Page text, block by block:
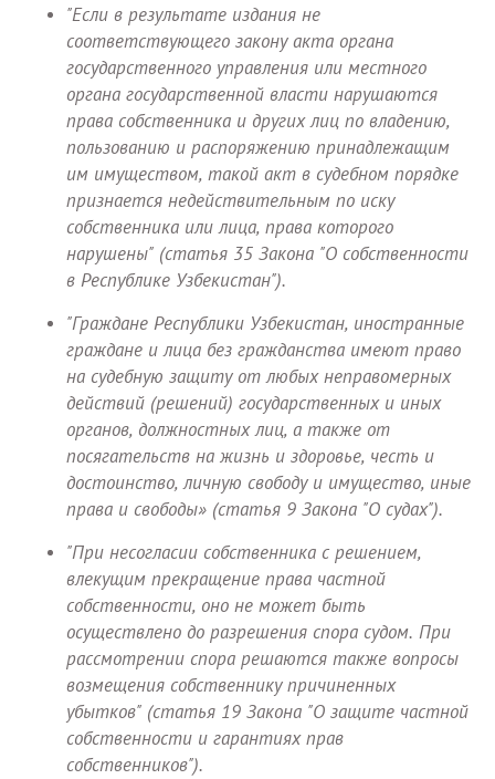
"Если в результате издания не
соответствующего закону акта органа
государственного управления или местного
органа государственной власти нарушаются
права собственника и других лиц по владению,
пользованию и распоряжению принадлежащим
им имуществом, такой акт в судебном порядке
признается недействительным по иску
собственника или лица, права которого
нарушены" (статья 35 Закона "О собственности
в Республике Узбекистан").
"Граждане Республики Узбекистан, иностранные
граждане и лица без гражданства имеют право
на судебную защиту от любых неправомерных
действий (решений) государственных и иных
органов, должностных лиц, а также от
посягательств на жизнь и здоровье, честь и
достоинство, личную свободу и имущество, иные
права и свободы» (статья 9 Закона "О судах").
"При несогласии собственника с решением,
влекущим прекращение права частной
собственности, оно не может быть
осуществлено до разрешения спора судом. При
рассмотрении спора решаются также вопросы
возмещения собственнику причиненных
убытков" (статья 19 Закона "О защите частной
собственности и гарантиях прав
собственников").